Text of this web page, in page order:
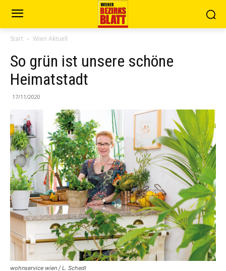
Start Wien Aktuell
So grün ist unsere schöne
Heimatstadt
17/11/2020
wohnservice wien / L. Schedl